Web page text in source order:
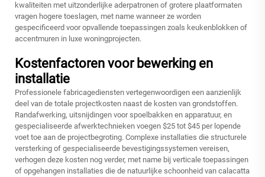
kwaliteiten met uitzonderlijke aderpatronen of grotere plaatformaten
vragen hogere toeslagen, met name wanneer ze worden
gespecificeerd voor opvallende toepassingen zoals keukenblokken of
accentmuren in luxe woningprojecten.
Kostenfactoren voor bewerking en
installatie
Professionele fabricagediensten vertegenwoordigen een aanzienlijk
deel van de totale projectkosten naast de kosten van grondstoffen.
Randafwerking, uitsnijdingen voor spoelbakken en apparatuur, en
gespecialiseerde afwerktechnieken voegen $25 tot $45 per lopende
voet toe aan de projectbegroting. Complexe installaties die structurele
versterking of gespecialiseerde bevestigingssystemen vereisen,
verhogen deze kosten nog verder, met name bij verticale toepassingen
of opgehangen installaties die de natuurlijke schoonheid van calacatta